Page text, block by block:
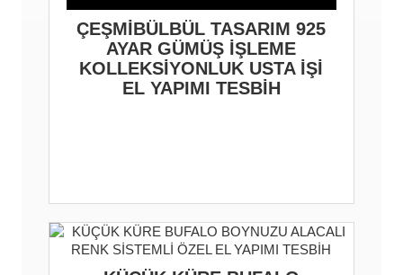
ÇEŞMİBÜLBÜL TASARIM 925
AYAR GÜMÜŞ İŞLEME
KOLLEKSİYONLUK USTA İŞİ
EL YAPIMI TESBİH